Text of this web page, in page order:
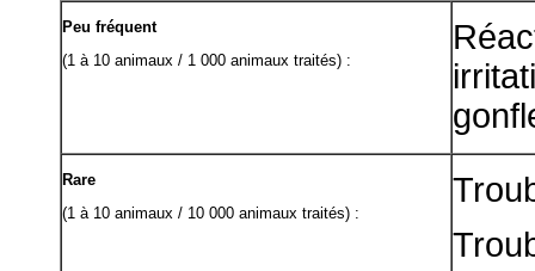
Peu fréquent
(1 à 10 animaux / 1 000 animaux traités) :
Rare
(1 à 10 animaux / 10 000 animaux traités) :